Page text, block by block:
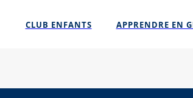
APPRENDRE EN
CLUB ENFANTS